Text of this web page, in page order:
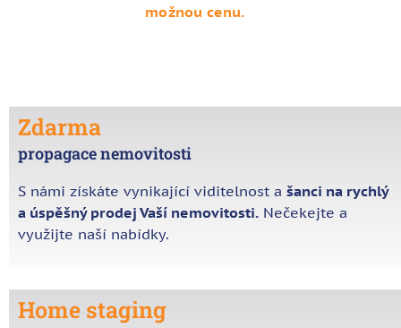
možnou cenu.
Zdarma
propagace nemovitosti
S námi získáte vynikající viditelnost a šanci na rychlý
a úspěšný prodej Vaší nemovitosti. Nečekejte a
využijte naší nabídky.
Home staging